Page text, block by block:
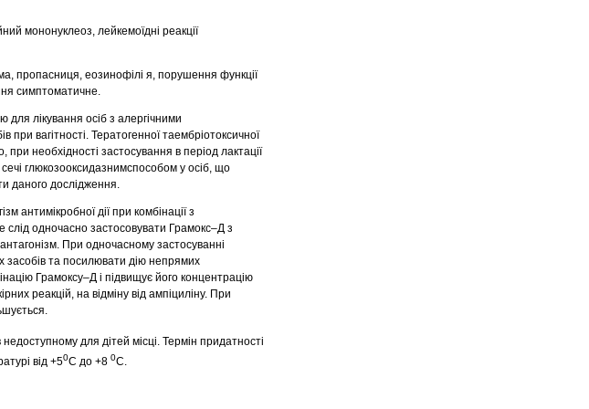
мононуклеоз, лейкемоїдні реакції
пропасниця, еозинофілі я, порушення функції
симптоматичне.
лікування осіб з алергічними
при вагітності. Тератогенної таембріотоксичної
необхідності застосування в період лактації
глюкозооксидазнимспособом у осіб, що
даного дослідження.
антимікробної дії при комбінації з
слід одночасно застосовувати Грамокс–Д з
При одночасному застосуванні
засобів та посилювати дію непрямих
Грамоксу–Д і підвищує його концентрацію
реакцій, на відміну від ампіциліну. При
для дітей місці. Термін придатності
від +50С до +8 0С.